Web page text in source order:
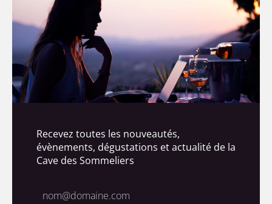
Recevez toutes les nouveautés,
évènements, dégustations et actualité de la
Cave des Sommeliers